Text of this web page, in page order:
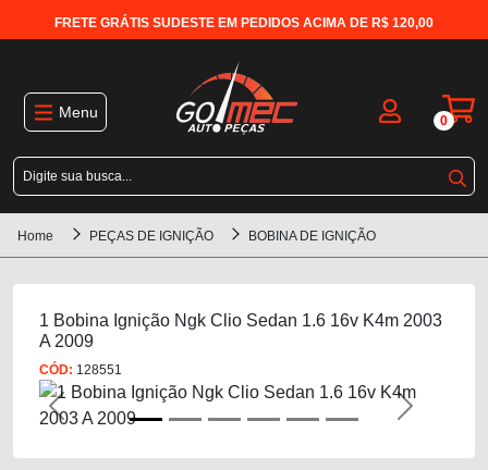
FRETE GRÁTIS SUDESTE EM PEDIDOS ACIMA DE R$ 120,00
Menu 0
Home PEÇAS DE IGNIÇÃO BOBINA DE IGNIÇÃO
1 Bobina Ignição Ngk Clio Sedan 1.6 16v K4m 2003
A 2009
CÓD: 128551
Previous Next